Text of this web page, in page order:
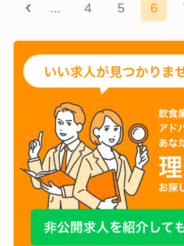
... 4 5 6